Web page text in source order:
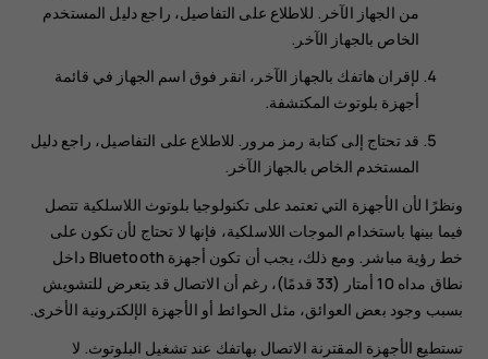
من الجهاز الآخر. للاطلاع على التفاصيل، راجع دليل المستخدم
الخاص بالجهاز الآخر.
لإقران هاتفك بالجهاز الآخر، انقر فوق اسم الجهاز في قائمة
أجهزة بلوتوث المكتشفة.
قد تحتاج إلى كتابة رمز مرور. للاطلاع على التفاصيل، راجع دليل
المستخدم الخاص بالجهاز الآخر.
ونظرًا لأن الأجهزة التي تعتمد على تكنولوجيا بلوتوث اللاسلكية تتصل
فيما بينها باستخدام الموجات اللاسلكية، فإنها لا تحتاج لأن تكون على
خط رؤية مباشر. ومع ذلك، يجب أن تكون أجهزة Bluetooth داخل
نطاق مداه 10 أمتار (33 قدمًا)، رغم أن الاتصال قد يتعرض للتشويش
بسبب وجود بعض العوائق، مثل الحوائط أو الأجهزة الإلكترونية الأخرى.
تستطيع الأجهزة المقترنة الاتصال بهاتفك عند تشغيل البلوتوث. لا